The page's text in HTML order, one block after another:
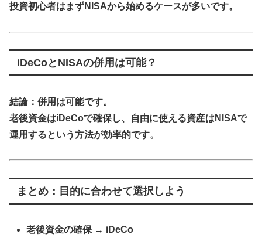
投資初心者はまずNISAから始めるケースが多いです。
iDeCoとNISAの併用は可能？
結論： 併用は可能です。
老後資金はiDeCoで確保し、自由に使える資産はNISAで
運用するという方法が効率的です。
まとめ：目的に合わせて選択しよう
老後資金の確保 → iDeCo